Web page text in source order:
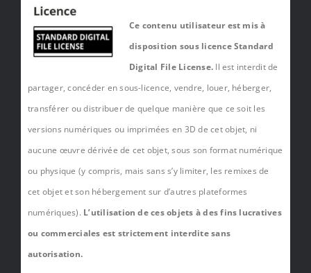
Ce contenu utilisateur est mis à
disposition sous licence Standard
Digital File License. Il est interdit de
partager, concéder en sous-licence, vendre, louer, héberger,
transférer ou distribuer de quelque manière que ce soit les
versions numériques ou imprimées en 3D de cet objet, ni
aucune œuvre dérivée de cet objet, sous son format numérique
ou physique (y compris, mais sans s’y limiter, les remixes de
cet objet et son hébergement sur d’autres plateformes
numériques). L’utilisation de ces objets à des fins lucratives
ou commerciales est strictement interdite sans
autorisation.